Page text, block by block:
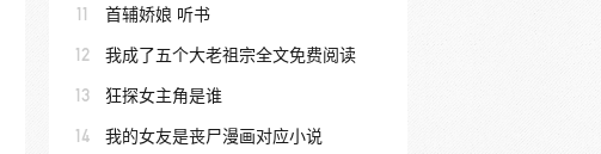
11 首辅娇娘 听书
12 我成了五个大老祖宗全文免费阅读
13 狂探女主角是谁
14 我的女友是丧尸漫画对应小说